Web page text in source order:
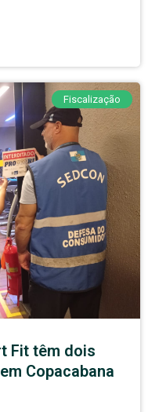
Fiscalização
Fit têm dois
Copacabana